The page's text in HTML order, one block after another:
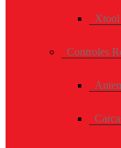
Controles